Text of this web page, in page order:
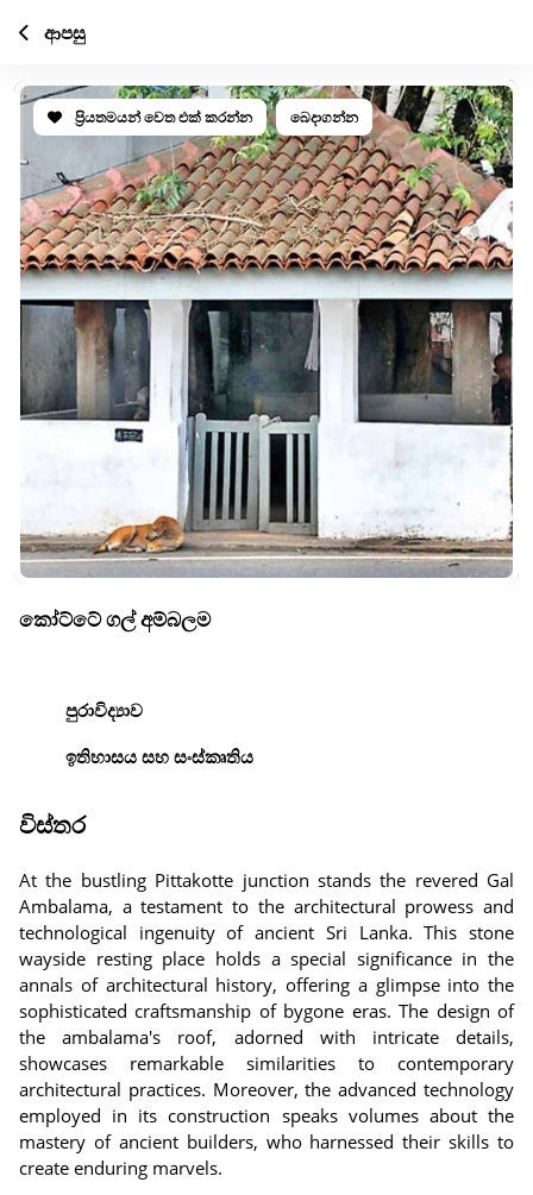
ප්‍රියතමයන් වෙත එක් කරන්න බෙදාගන්න
කෝට්ටේ ගල් අම්බලම
පුරාවිද්‍යාව
ඉතිහාසය සහ සංස්කෘතිය
විස්තර
At the bustling Pittakotte junction stands the revered Gal
Ambalama, a testament to the architectural prowess and
technological ingenuity of ancient Sri Lanka. This stone
wayside resting place holds a special significance in the
annals of architectural history, offering a glimpse into the
sophisticated craftsmanship of bygone eras. The design of
the ambalama's roof, adorned with intricate details,
showcases remarkable similarities to contemporary
architectural practices. Moreover, the advanced technology
employed in its construction speaks volumes about the
mastery of ancient builders, who harnessed their skills to
create enduring marvels.
ආපසු